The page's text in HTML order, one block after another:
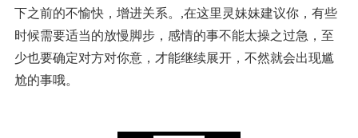
下之前的不愉快，增进关系。,在这里灵妹妹建议你，有些
时候需要适当的放慢脚步，感情的事不能太操之过急，至
少也要确定对方对你意，才能继续展开，不然就会出现尴
尬的事哦。